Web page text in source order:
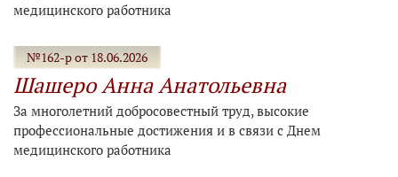
медицинского работника
№162-р от 18.06.2026
Шашеро Анна Анатольевна
За многолетний добросовестный труд, высокие
профессиональные достижения и в связи с Днем
медицинского работника